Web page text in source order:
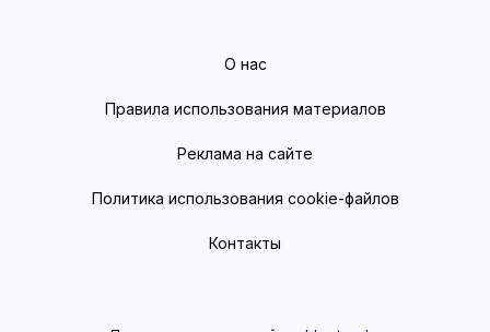
О нас
Правила использования материалов
Реклама на сайте
Политика использования cookie-файлов
Контакты